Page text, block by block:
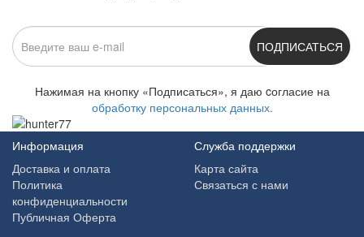
ПОДПИСАТЬСЯ
Нажимая на кнопку «Подписаться», я даю cогласие на
обработку персональных данных.
Информация
Доставка и оплата
Политика
конфиденциальности
Публичная Оферта
Служба поддержки
Карта сайта
Связаться с нами